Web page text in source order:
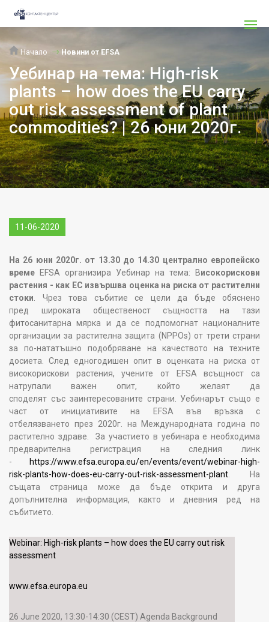
Начало Новини от EFSA
Уебинар на тема: High-risk
plants – how does the EU carry
out risk assessment of plant
commodities? | 26 юни 2020г.
11-06-2020
На 26 юни 2020г. от 13.30 до 14.30 централно европейско
време EFSA организира Уебинар на тема: Високорискови
растения - как ЕС извършва оценка на риска от растителни
стоки . Чрез това събитие се цели да бъде обяснено
пред широката общественост същността на тази
фитосанитарна мярка и да се подпомогнат националните
организации за растителна защита (NPPOs) от трети страни
за по-нататъшно подобряване на качеството на техните
досиета. След едногодишен опит в оценката на риска от
високорискови растения, учените от EFSA всъщност са
натрупали важен опит, който желаят да
споделят със заинтересованите страни. Уебинарът също е
част от инициативите на EFSA във връзка с
отбелязването през 2020г. на Международната година по
растително здраве. За участието в уебинара е необходима
предварителна регистрация на следния линк
-
https://www.efsa.europa.eu/en/events/event/webinar-high-
risk-plants-how-does-eu-carry-out-risk-assessment-plant . На
същата страница може да бъде открита и друга
допълнителна информация, както и дневния ред на
събитието.
Webinar: High-risk plants – how does the EU carry out risk
assessment
www.efsa.europa.eu
26 June 2020, 13:30-14:30 (CEST) Agenda Background